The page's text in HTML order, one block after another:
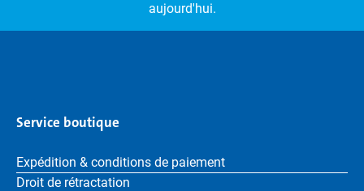
aujourd'hui.
Service boutique
Expédition & conditions de paiement
Droit de rétractation